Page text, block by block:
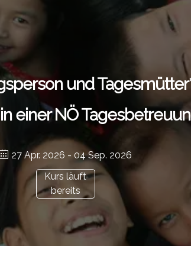
und
einer NÖ
27 Apr. 2026 - 04 Sep. 2026
Kurs läuft
bereits